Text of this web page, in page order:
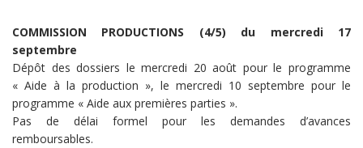
COMMISSION PRODUCTIONS (4/5) du mercredi 17
septembre
Dépôt des dossiers le mercredi 20 août pour le programme
« Aide à la production », le mercredi 10 septembre pour le
programme « Aide aux premières parties ».
Pas de délai formel pour les demandes d’avances
remboursables.